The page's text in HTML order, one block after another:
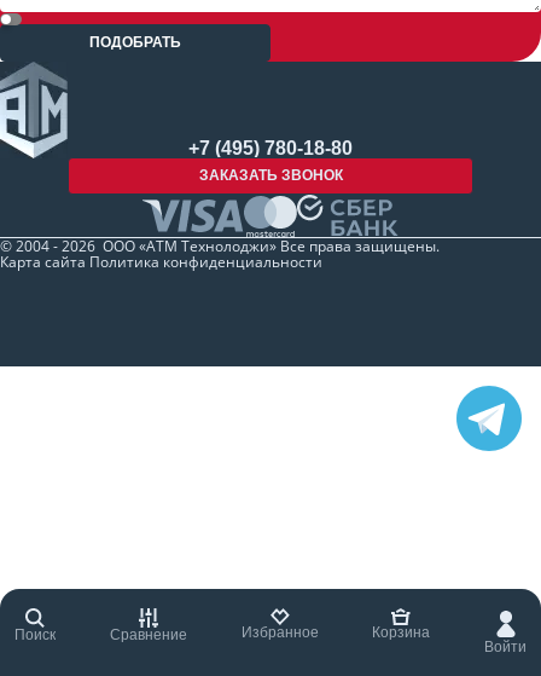
Поиск Сравнение Избранное
Корзина
Войти
ПОДОБРАТЬ
+7 (495) 780-18-80
ЗАКАЗАТЬ ЗВОНОК
© 2004 - 2026 ООО «АТМ Технолоджи» Все права защищены.
Карта сайта Политика конфиденциальности